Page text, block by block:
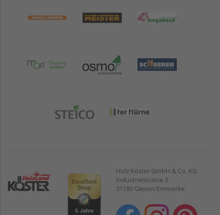
Holz Köster GmbH & Co. KG
Industriestrasse 3
31180 Giesen/Emmerke